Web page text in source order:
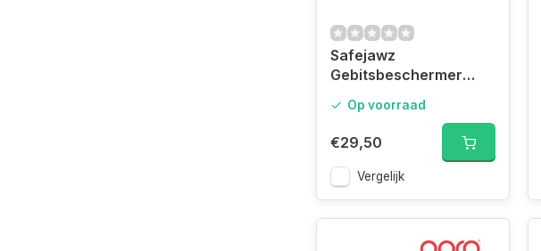
Safejawz
Gebitsbeschermer
Zwart/Wit
Op voorraad
€29,50
Vergelijk